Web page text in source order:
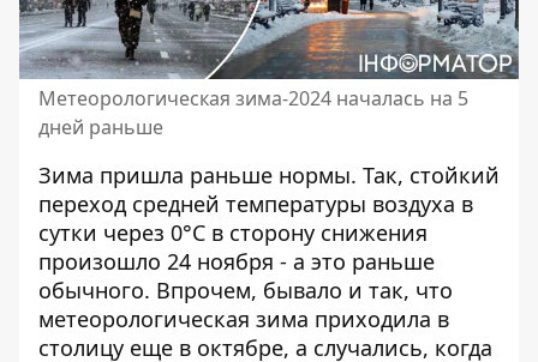
Метеорологическая зима-2024 началась на 5
дней раньше
Зима пришла раньше нормы. Так, стойкий
переход средней температуры воздуха в
сутки через 0°С в сторону снижения
произошло 24 ноября - а это раньше
обычного. Впрочем, бывало и так, что
метеорологическая зима приходила в
столицу еще в октябре, а случались, когда